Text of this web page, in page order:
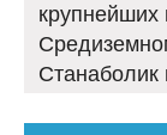
крупнейших